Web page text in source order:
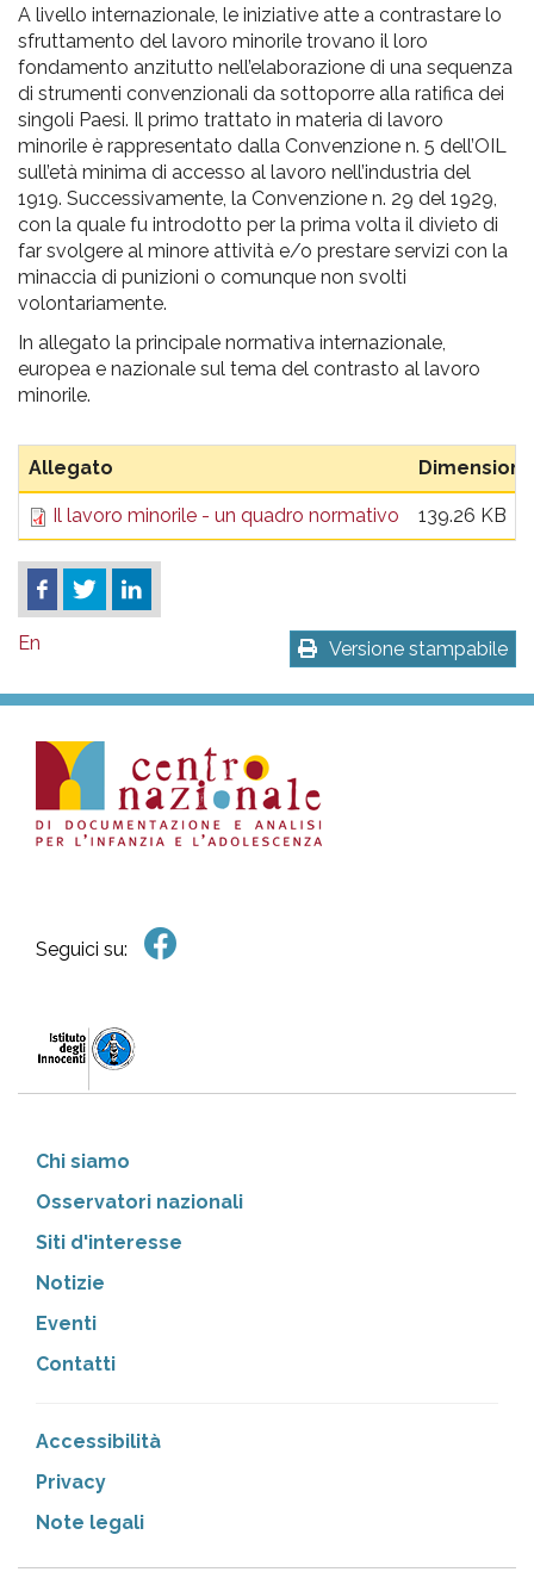
A livello internazionale, le iniziative atte a contrastare lo
sfruttamento del lavoro minorile trovano il loro
fondamento anzitutto nell’elaborazione di una sequenza
di strumenti convenzionali da sottoporre alla ratifica dei
singoli Paesi. Il primo trattato in materia di lavoro
minorile è rappresentato dalla Convenzione n. 5 dell’OIL
sull’età minima di accesso al lavoro nell’industria del
1919. Successivamente, la Convenzione n. 29 del 1929,
con la quale fu introdotto per la prima volta il divieto di
far svolgere al minore attività e/o prestare servizi con la
minaccia di punizioni o comunque non svolti
volontariamente.
In allegato la principale normativa internazionale,
europea e nazionale sul tema del contrasto al lavoro
minorile.
Allegato Dimensione
Il lavoro minorile - un quadro normativo 139.26 KB
Versione stampabile
En
Seguici su:
Chi siamo
Osservatori nazionali
Siti d'interesse
Notizie
Eventi
Contatti
Accessibilità
Privacy
Note legali